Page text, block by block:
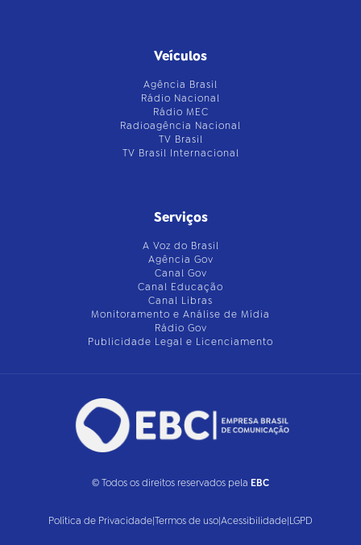
Veículos
Agência Brasil
Rádio Nacional
Rádio MEC
Radioagência Nacional
TV Brasil
TV Brasil Internacional
Serviços
A Voz do Brasil
Agência Gov
Canal Gov
Canal Educação
Canal Libras
Monitoramento e Análise de Mídia
Rádio Gov
Publicidade Legal e Licenciamento
© Todos os direitos reservados pela EBC
Política de Privacidade|Termos de uso|Acessibilidade|LGPD